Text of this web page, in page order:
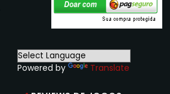
Powered by Translate